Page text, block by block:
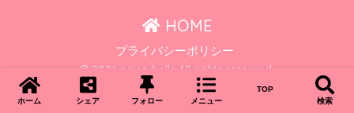
HOME
プライバシーポリシー
© 2026 noise-bells All rights reserved.
ホーム シェア フォロー メニュー
TOP
検索